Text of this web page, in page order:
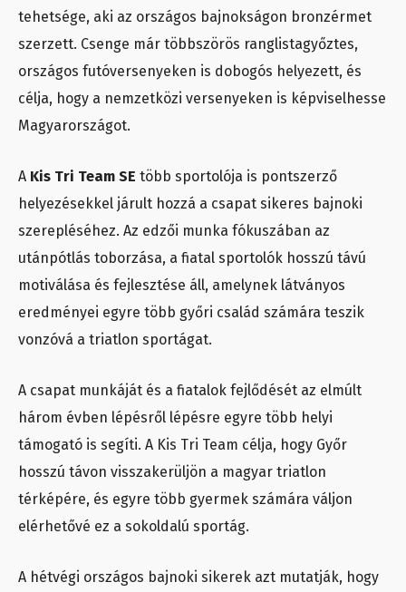
tehetsége, aki az országos bajnokságon bronzérmet
szerzett. Csenge már többszörös ranglistagyőztes,
országos futóversenyeken is dobogós helyezett, és
célja, hogy a nemzetközi versenyeken is képviselhesse
Magyarországot.
A Kis Tri Team SE több sportolója is pontszerző
helyezésekkel járult hozzá a csapat sikeres bajnoki
szerepléséhez. Az edzői munka fókuszában az
utánpótlás toborzása, a fiatal sportolók hosszú távú
motiválása és fejlesztése áll, amelynek látványos
eredményei egyre több győri család számára teszik
vonzóvá a triatlon sportágat.
A csapat munkáját és a fiatalok fejlődését az elmúlt
három évben lépésről lépésre egyre több helyi
támogató is segíti. A Kis Tri Team célja, hogy Győr
hosszú távon visszakerüljön a magyar triatlon
térképére, és egyre több gyermek számára váljon
elérhetővé ez a sokoldalú sportág.
A hétvégi országos bajnoki sikerek azt mutatják, hogy